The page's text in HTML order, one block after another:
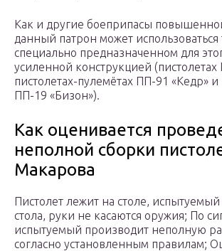
Как и другие боеприпасы
данный патрон может использоваться
специально предназначенном для
усиленной конструкцией
пистолетах-пулемётах ПП-91 «Кедр» и
ПП-19 «Бизон»).
Как оценивается
неполной сборки
Макарова
Пистолет лежит на столе, испытуемый
стола, руки не касаются оружия; По
испытуемый производит неполную
согласно установленным правилам;